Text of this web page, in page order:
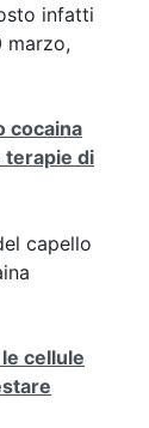
infatti
marzo,
cocaina
terapie di
capello
cellule